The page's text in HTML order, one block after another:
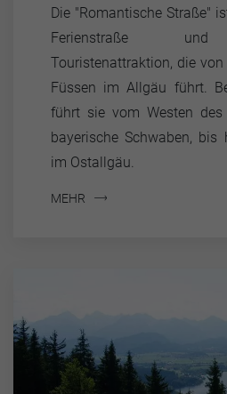
Die "Romantische Straße"
Ferienstraße und
Touristenattraktion, die
Füssen im Allgäu führt.
führt sie vom Westen des
bayerische Schwaben, bis
im Ostallgäu.
MEHR